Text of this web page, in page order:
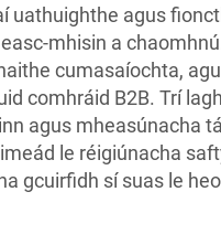
uathuighthe agus
mhisin a
cumasaíochta,
comhráid B2B. Trí
agus mheasúnacha
le réigiúnacha
gcuirfidh sí suas le